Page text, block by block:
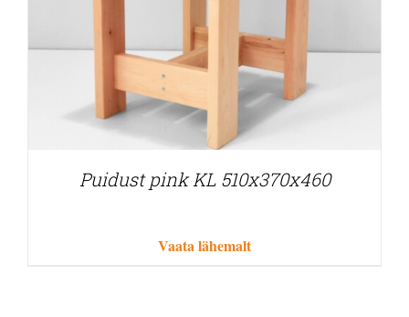
Puidust pink KL 510x370x460
Vaata lähemalt